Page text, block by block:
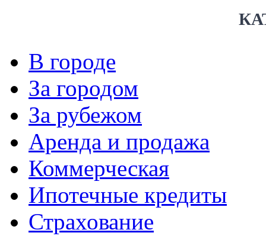
В городе
За городом
За рубежом
Аренда и продажа
Коммерческая
Ипотечные кредиты
Страхование